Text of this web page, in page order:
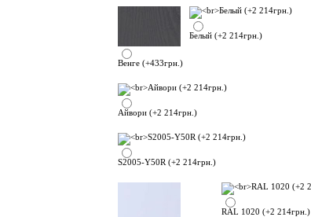
Венге (+433грн.)
Белый (+2 214грн.)
Айвори (+2 214грн.)
S2005-Y50R (+2 214грн.)
RAL 1020 (+2 214грн.)